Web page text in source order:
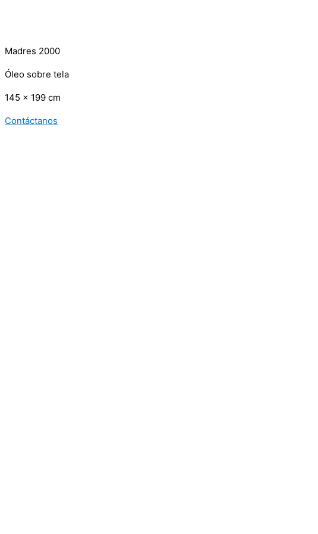
Madres 2000
Óleo sobre tela
145 x 199 cm
Contáctanos